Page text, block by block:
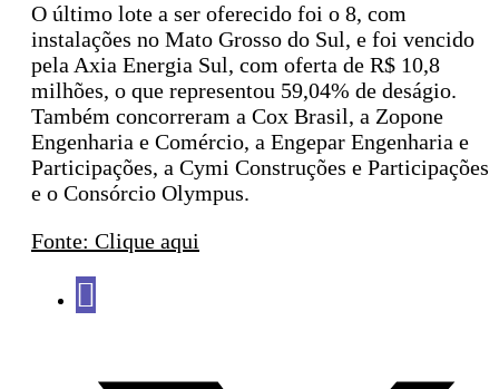
O último lote a ser oferecido foi o 8, com
instalações no Mato Grosso do Sul, e foi vencido
pela Axia Energia Sul, com oferta de R$ 10,8
milhões, o que representou 59,04% de deságio.
Também concorreram a Cox Brasil, a Zopone
Engenharia e Comércio, a Engepar Engenharia e
Participações, a Cymi Construções e Participações
e o Consórcio Olympus.
Fonte: Clique aqui